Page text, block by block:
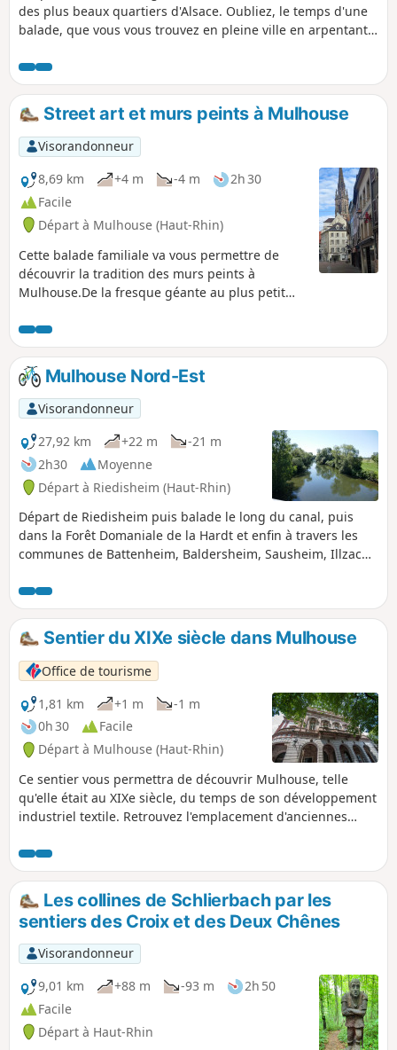
des plus beaux quartiers d'Alsace. Oubliez, le temps d'une
balade, que vous vous trouvez en pleine ville en arpentant
impressionnant, à la fois par la verdure omniprésente et
par ses nombreuses, époustouflantes, maisons de maître.
Street art et murs peints à Mulhouse
Visorandonneur
8,69 km
+4 m -4 m
2h 30
Facile
Départ à Mulhouse (Haut-Rhin)
Cette balade familiale va vous permettre de
découvrir la tradition des murs peints à
Mulhouse.De la fresque géante au plus petit
les murs, les trottoirs, les boîtes aux lettres et
même sur les panneaux de signalisation
routière !Il faudra bien ouvrir l’œil !
Mulhouse Nord-Est
Visorandonneur
27,92 km
+22 m
-21 m
2h30
Moyenne
Départ à Riedisheim (Haut-Rhin)
Départ de Riedisheim puis balade le long du canal, puis
dans la Forêt Domaniale de la Hardt et enfin à travers les
communes de Battenheim, Baldersheim, Sausheim, Illzach
Sentier du XIXe siècle dans Mulhouse
Office de tourisme
1,81 km
+1 m
-1 m
0h 30
Facile
Départ à Mulhouse (Haut-Rhin)
Ce sentier vous permettra de découvrir Mulhouse, telle
qu'elle était au XIXe siècle, du temps de son développement
industriel textile. Retrouvez l'emplacement d'anciennes
développement sans précédent.
Les collines de Schlierbach par les
sentiers des Croix et des Deux Chênes
Visorandonneur
9,01 km
+88 m -93 m
2h 50
Facile
Départ à Haut-Rhin